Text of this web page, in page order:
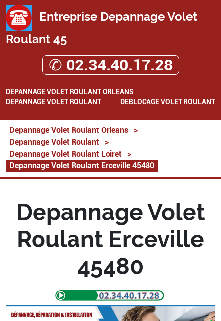
Entreprise Depannage Volet
Roulant 45
✆ 02.34.40.17.28
DEPANNAGE VOLET ROULANT ORLEANS
DEPANNAGE VOLET ROULANT
DEBLOCAGE VOLET ROULANT
Depannage Volet Roulant Orleans
>
Depannage Volet Roulant
>
Depannage Volet Roulant Loiret
>
Depannage Volet Roulant Erceville 45480
Depannage Volet
Roulant Erceville
45480